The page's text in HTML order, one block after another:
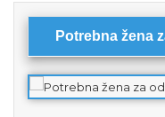
Potrebna žena